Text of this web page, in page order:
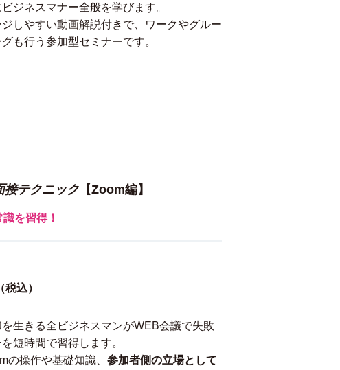
ジネスマナー全般を学びます。
しやすい動画解説付きで、ワークやグルー
も行う参加型セミナーです。
接テクニック 【Zoom編】
を習得！
込）
生きる全ビジネスマンがWEB会議で失敗
短時間で習得します。
の操作や基礎知識、 参加者側の立場として